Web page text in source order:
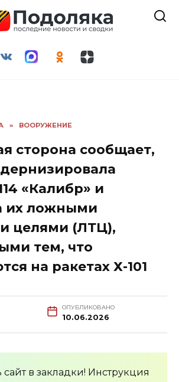
» ВООРУЖЕНИЕ
сторона сообщает,
«Калибр» и
их ложными
целями (ЛТЦ),
тем, что
на ракетах Х-101
ОПУБЛИКОВАНО
10.06.2026
в закладки! Инструкция